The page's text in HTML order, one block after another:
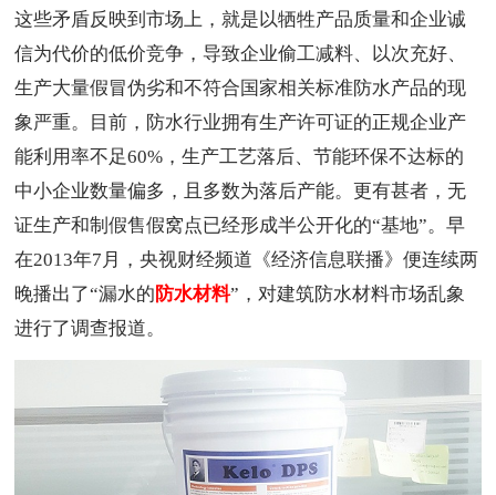
这些矛盾反映到市场上，就是以牺牲产品质量和企业诚
信为代价的低价竞争，导致企业偷工减料、以次充好、
生产大量假冒伪劣和不符合国家相关标准防水产品的现
象严重。目前，防水行业拥有生产许可证的正规企业产
能利用率不足60%，生产工艺落后、节能环保不达标的
中小企业数量偏多，且多数为落后产能。更有甚者，无
证生产和制假售假窝点已经形成半公开化的“基地”。早
在2013年7月，央视财经频道《经济信息联播》便连续两
晚播出了“漏水的 防水材料”，对建筑防水材料市场乱象
进行了调查报道。